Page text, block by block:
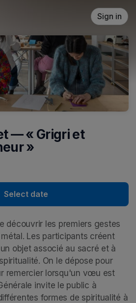
Sign in
— « Grigri et
»
Select date
découvrir les premiers gestes
Les participants créent
objet associé au sacré et à
On le dépose pour
remercier lorsqu'un vœu est
invite le public à
formes de spiritualité à